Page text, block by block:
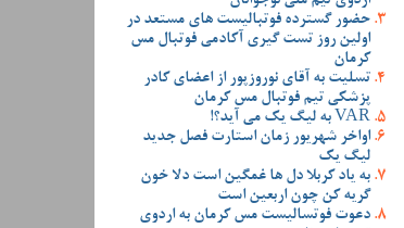
حضور گسترده فوتبالیست های مستعد در
اولین روز تست گیری آکادمی فوتبال مس
کرمان
تسلیت به آقای نوروزپور از اعضای کادر
پزشکی تیم فوتبال مس کرمان
VAR به لیگ یک می آید؟!
اواخر شهریور زمان استارت فصل جدید
لیگ یک
به یاد کربلا دل ها غمگین است دلا خون
گریه کن چون اربعین است
دعوت فوتسالیست مس کرمان به اردوی